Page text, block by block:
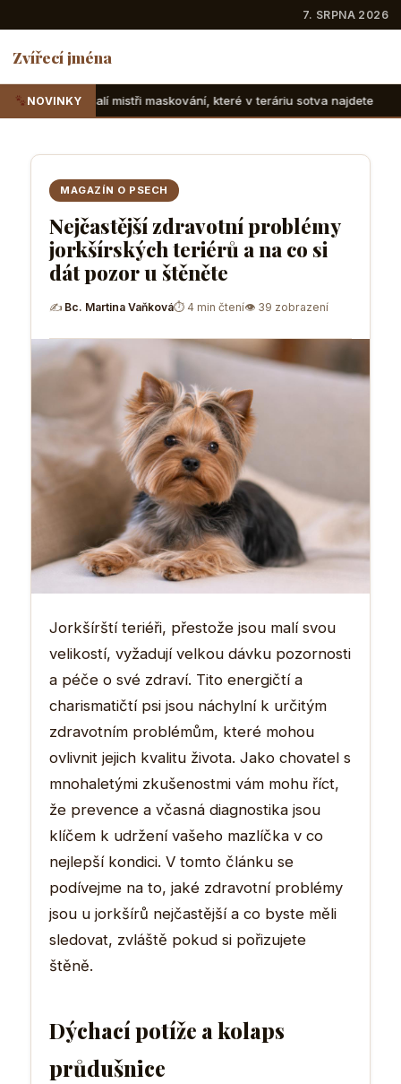
7. SRPNA 2026
Zvířecí jména
NOVINKY
maskování, které v teráriu sotva najdete Suchozemské
MAGAZÍN O PSECH
Nejčastější zdravotní problémy
jorkšírských teriérů a na co si
dát pozor u štěněte
✍ Bc. Martina Vaňková⏱ 4 min čtení👁 39 zobrazení
Jorkšírští teriéři, přestože jsou malí svou
velikostí, vyžadují velkou dávku pozornosti
a péče o své zdraví. Tito energičtí a
charismatičtí psi jsou náchylní k určitým
zdravotním problémům, které mohou
ovlivnit jejich kvalitu života. Jako chovatel s
mnohaletými zkušenostmi vám mohu říct,
že prevence a včasná diagnostika jsou
klíčem k udržení vašeho mazlíčka v co
nejlepší kondici. V tomto článku se
podívejme na to, jaké zdravotní problémy
jsou u jorkšírů nejčastější a co byste měli
sledovat, zvláště pokud si pořizujete
štěně.
Dýchací potíže a kolaps
průdušnice